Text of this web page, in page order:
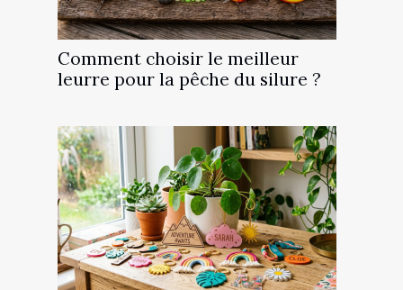
Comment choisir le meilleur
leurre pour la pêche du silure ?